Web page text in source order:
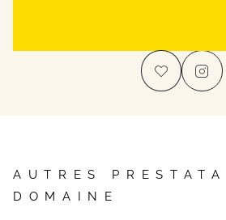
AUTRES
DOMAINE